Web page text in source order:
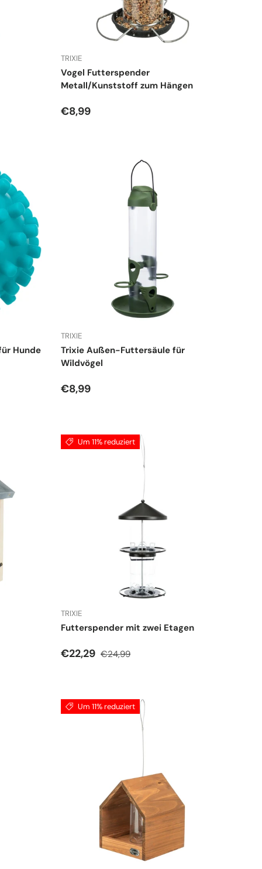
TRIXIE
Vogel Futterspender
Metall/Kunststoff zum Hängen
Normaler Preis
€8,99
Hunde
TRIXIE
Trixie Außen-Futtersäule für
Wildvögel
Normaler Preis
€8,99
Um 11% reduziert
TRIXIE
Futterspender mit zwei Etagen
Verkaufspreis
€22,29 Normaler Preis
€24,99
Um 11% reduziert